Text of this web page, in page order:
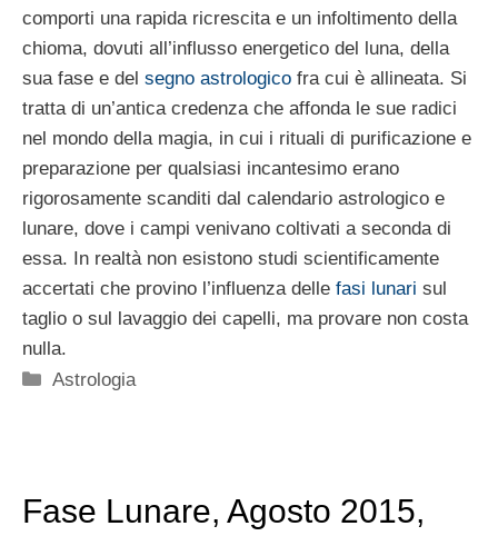
comporti una rapida ricrescita e un infoltimento della
chioma, dovuti all’influsso energetico del luna, della
sua fase e del segno astrologico fra cui è allineata. Si
tratta di un’antica credenza che affonda le sue radici
nel mondo della magia, in cui i rituali di purificazione e
preparazione per qualsiasi incantesimo erano
rigorosamente scanditi dal calendario astrologico e
lunare, dove i campi venivano coltivati a seconda di
essa. In realtà non esistono studi scientificamente
accertati che provino l’influenza delle fasi lunari sul
taglio o sul lavaggio dei capelli, ma provare non costa
nulla.
Categorie
Astrologia
Fase Lunare, Agosto 2015,